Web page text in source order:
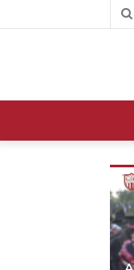
بحث